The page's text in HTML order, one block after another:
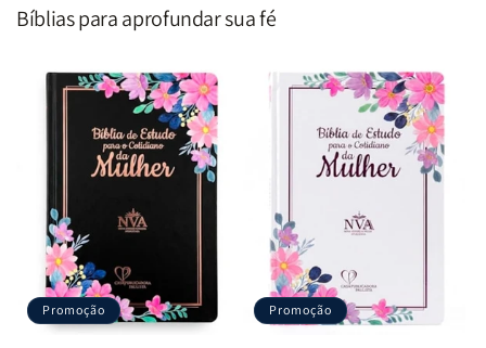
o
Coração
Deus
Ribeiro
o
Deus
|
Adriel
Ribeiro
|
Penkal
Penkal
Bíblias para aprofundar sua fé
Promoção Promoção